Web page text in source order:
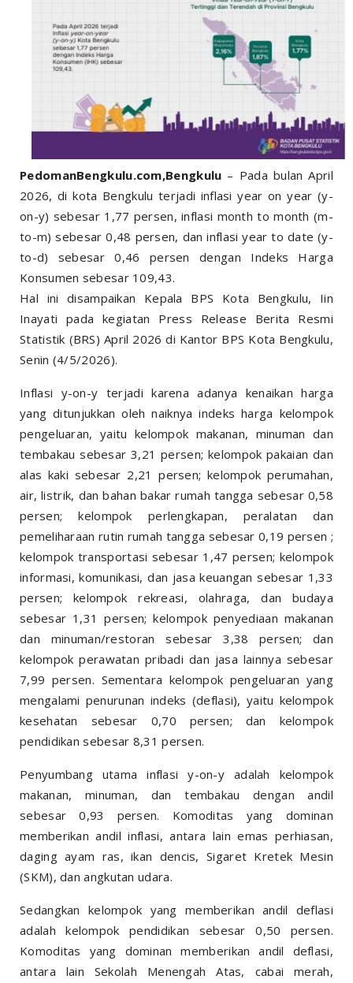
PedomanBengkulu.com,Bengkulu – Pada bulan April
2026, di kota Bengkulu terjadi inflasi year on year (y-
on-y) sebesar 1,77 persen, inflasi month to month (m-
to-m) sebesar 0,48 persen, dan inflasi year to date (y-
to-d) sebesar 0,46 persen dengan Indeks Harga
Konsumen sebesar 109,43.
Hal ini disampaikan Kepala BPS Kota Bengkulu, Iin
Inayati pada kegiatan Press Release Berita Resmi
Statistik (BRS) April 2026 di Kantor BPS Kota Bengkulu,
Senin (4/5/2026).
Inflasi y-on-y terjadi karena adanya kenaikan harga
yang ditunjukkan oleh naiknya indeks harga kelompok
pengeluaran, yaitu kelompok makanan, minuman dan
tembakau sebesar 3,21 persen; kelompok pakaian dan
alas kaki sebesar 2,21 persen; kelompok perumahan,
air, listrik, dan bahan bakar rumah tangga sebesar 0,58
persen; kelompok perlengkapan, peralatan dan
pemeliharaan rutin rumah tangga sebesar 0,19 persen ;
kelompok transportasi sebesar 1,47 persen; kelompok
informasi, komunikasi, dan jasa keuangan sebesar 1,33
persen; kelompok rekreasi, olahraga, dan budaya
sebesar 1,31 persen; kelompok penyediaan makanan
dan minuman/restoran sebesar 3,38 persen; dan
kelompok perawatan pribadi dan jasa lainnya sebesar
7,99 persen. Sementara kelompok pengeluaran yang
mengalami penurunan indeks (deflasi), yaitu kelompok
kesehatan sebesar 0,70 persen; dan kelompok
pendidikan sebesar 8,31 persen.
Penyumbang utama inflasi y-on-y adalah kelompok
makanan, minuman, dan tembakau dengan andil
sebesar 0,93 persen. Komoditas yang dominan
memberikan andil inflasi, antara lain emas perhiasan,
daging ayam ras, ikan dencis, Sigaret Kretek Mesin
(SKM), dan angkutan udara.
Sedangkan kelompok yang memberikan andil deflasi
adalah kelompok pendidikan sebesar 0,50 persen.
Komoditas yang dominan memberikan andil deflasi,
antara lain Sekolah Menengah Atas, cabai merah,